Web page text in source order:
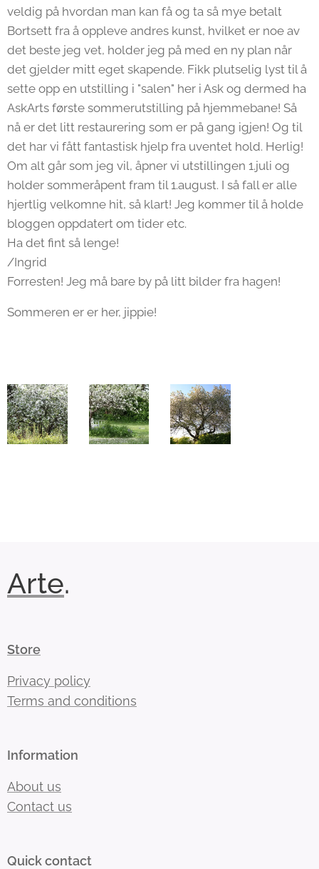
veldig på hvordan man kan få og ta så mye betalt
Bortsett fra å oppleve andres kunst, hvilket er noe av
det beste jeg vet, holder jeg på med en ny plan når
det gjelder mitt eget skapende. Fikk plutselig lyst til å
sette opp en utstilling i "salen" her i Ask og dermed ha
AskArts første sommerutstilling på hjemmebane! Så
nå er det litt restaurering som er på gang igjen! Og til
det har vi fått fantastisk hjelp fra uventet hold. Herlig!
Om alt går som jeg vil, åpner vi utstillingen 1.juli og
holder sommeråpent fram til 1.august. I så fall er alle
hjertlig velkomne hit, så klart! Jeg kommer til å holde
bloggen oppdatert om tider etc.
Ha det fint så lenge!
/Ingrid
Forresten! Jeg må bare by på litt bilder fra hagen!
Sommeren er er her, jippie!
Arte.
Store
Privacy policy
Terms and conditions
Information
About us
Contact us
Quick contact